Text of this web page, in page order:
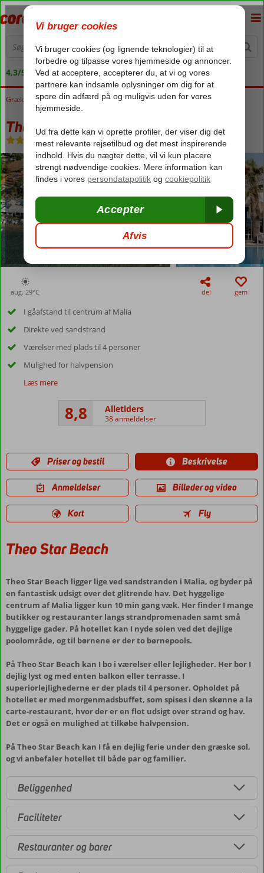
4,3/5 på Trustpilot
Forside
Grækenland Kreta Malia Theo Star Beach
Theo Star Beach
Morgenmad- Lejlighedshotel
aug. 29°C del gem
I gåafstand til centrum af Malia
Direkte ved sandstrand
Værelser med plads til 4 personer
Mulighed for halvpension
Læs mere
8,8 Alletiders
38 anmeldelser
Priser og bestil Beskrivelse
Anmeldelser Billeder og video
Kort Fly
Theo Star Beach
Theo Star Beach ligger lige ved sandstranden i Malia, og byder på
en fantastisk udsigt over det glitrende hav. Det hyggelige
centrum af Malia ligger kun 10 min gang væk. Her finder I mange
butikker og restauranter langs strandpromenaden samt små
hyggelige gader. På hotellet kan I nyde solen ved det dejlige
poolområde, og til børnene er der to børnepools.
På Theo Star Beach kan I bo i værelser eller lejligheder. Her bor I
dejlig lyst og med enten balkon eller terrasse. I
superiorlejlighederne er der plads til 4 personer. Opholdet på
hotellet er med morgenmadsbuffet, som spises i den skønne a la
carte-restaurant, hvor der er en flot udsigt over strand og hav.
Det er også en mulighed at tilkøbe halvpension.
På Theo Star Beach kan I få en dejlig ferie under den græske sol,
og vi anbefaler hotellet til både par og familier.
Beliggenhed
Faciliteter
Restauranter og barer